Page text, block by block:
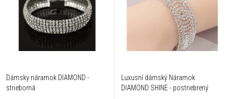
Dámsky náramok DIAMOND -
strieborná
Luxusní dámský Náramok
DIAMOND SHINE - postriebrený